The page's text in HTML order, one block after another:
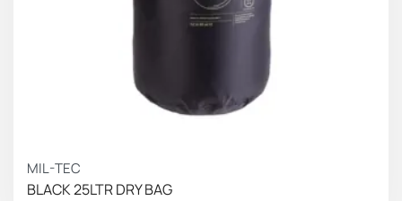
MIL-TEC
BLACK 25LTR DRY BAG